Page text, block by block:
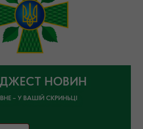
НОВИН
– У ВАШІЙ СКРИНЬЦІ